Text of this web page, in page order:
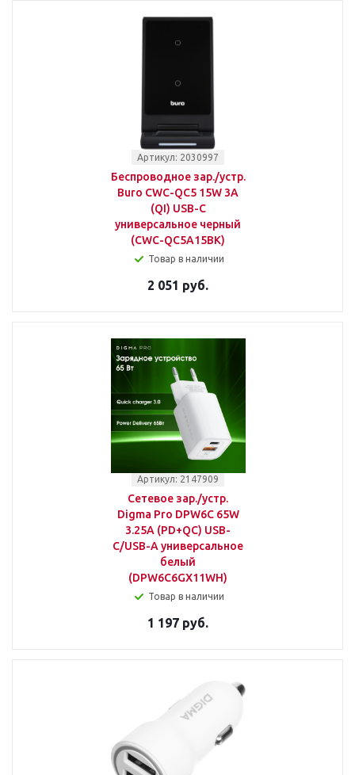
Артикул: 2030997
Беспроводное зар./устр.
Buro CWC-QC5 15W 3A
(QI) USB-C
универсальное черный
(CWC-QC5A15BK)
Товар в наличии
2 051 руб.
Артикул: 2147909
Сетевое зар./устр.
Digma Pro DPW6C 65W
3.25A (PD+QC) USB-
C/USB-A универсальное
белый
(DPW6С6GX11WH)
Товар в наличии
1 197 руб.